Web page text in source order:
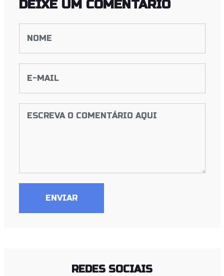
DEIXE UM COMENTÁRIO
ENVIAR
REDES SOCIAIS